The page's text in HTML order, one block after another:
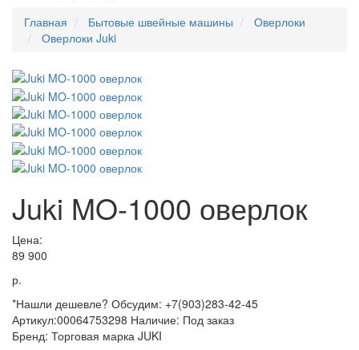
Главная
Бытовые швейные машины
Оверлоки
Оверлоки Juki
Juki MO-1000 оверлок
Цена:
89 900
р.
*Нашли дешевле? Обсудим: +7(903)283-42-45
Артикул:00064753298 Наличие: Под заказ
Бренд: Торговая марка JUKI